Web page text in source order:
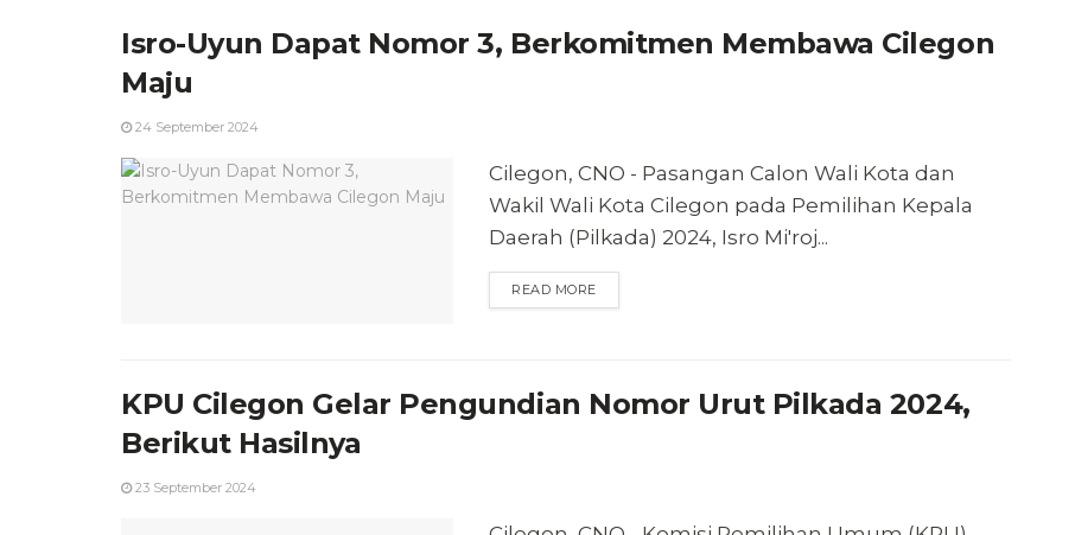
Isro-Uyun Dapat Nomor 3, Berkomitmen Membawa Cilegon
Maju
24 September 2024
Cilegon, CNO - Pasangan Calon Wali Kota dan
Wakil Wali Kota Cilegon pada Pemilihan Kepala
Daerah (Pilkada) 2024, Isro Mi'roj...
READ MORE
KPU Cilegon Gelar Pengundian Nomor Urut Pilkada 2024,
Berikut Hasilnya
23 September 2024